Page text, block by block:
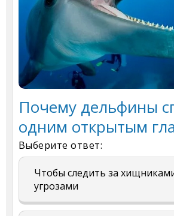
Почему дельфины
одним открытым
Выберите ответ:
Чтобы следить за
угрозами